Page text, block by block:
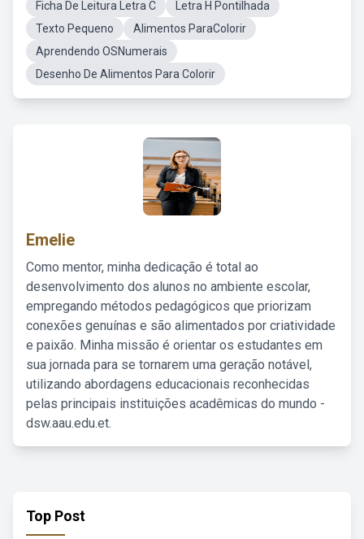
Ficha De Leitura Letra C
Letra H Pontilhada
Texto Pequeno
Alimentos ParaColorir
Aprendendo OSNumerais
Desenho De Alimentos Para Colorir
Emelie
Como mentor, minha dedicação é total ao
desenvolvimento dos alunos no ambiente escolar,
empregando métodos pedagógicos que priorizam
conexões genuínas e são alimentados por criatividade
e paixão. Minha missão é orientar os estudantes em
sua jornada para se tornarem uma geração notável,
utilizando abordagens educacionais reconhecidas
pelas principais instituições acadêmicas do mundo -
dsw.aau.edu.et.
Top Post